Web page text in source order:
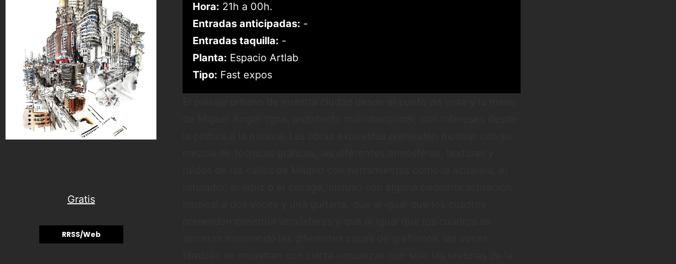
Gratis
RRSS/Web
Hora: 21h a 00h.
Entradas anticipadas: -
Entradas taquilla: -
Planta: Espacio Artlab
Tipo: Fast expos